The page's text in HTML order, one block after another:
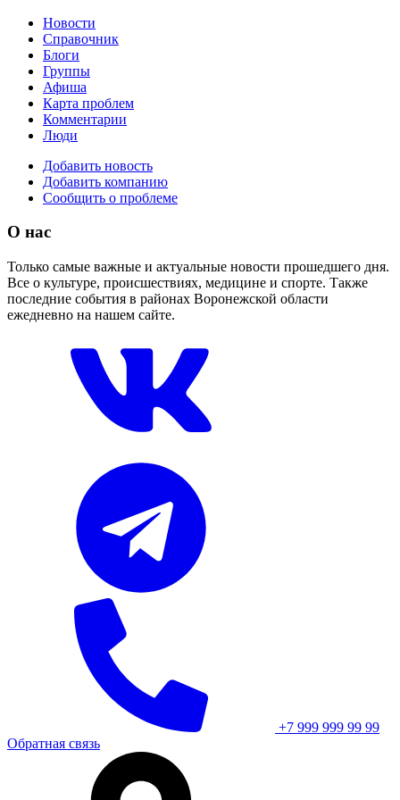
Новости
Справочник
Блоги
Группы
Афиша
Карта проблем
Комментарии
Люди
Добавить новость
Добавить компанию
Сообщить о проблеме
О нас
Только самые важные и актуальные новости прошедшего дня.
Все о культуре, происшествиях, медицине и спорте. Также
последние события в районах Воронежской области
ежедневно на нашем сайте.
+7 999 999 99 99
Обратная связь